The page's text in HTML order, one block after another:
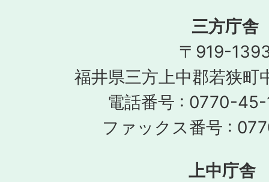
三方庁舎
〒919-
福井県三方上中郡若狭町
電話番号 : 0770-45-
ファックス番号 :
上中庁舎